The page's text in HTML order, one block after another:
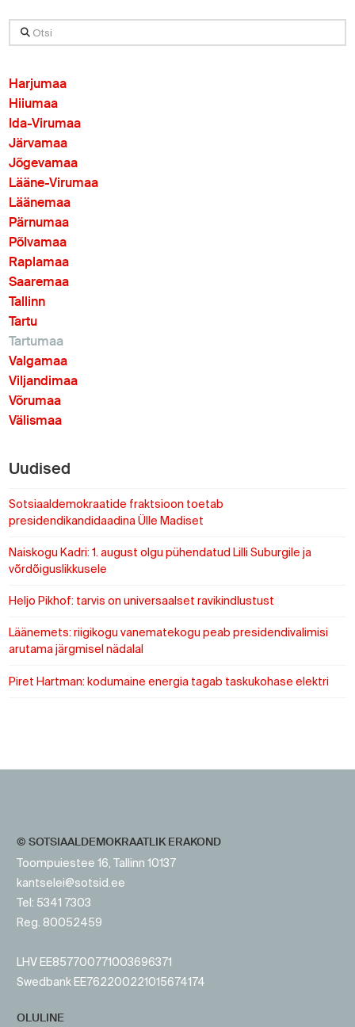
Otsi
Harjumaa
Hiiumaa
Ida-Virumaa
Järvamaa
Jõgevamaa
Lääne-Virumaa
Läänemaa
Pärnumaa
Põlvamaa
Raplamaa
Saaremaa
Tallinn
Tartu
Tartumaa
Valgamaa
Viljandimaa
Võrumaa
Välismaa
Uudised
Sotsiaaldemokraatide fraktsioon toetab
presidendikandidaadina Ülle Madiset
Naiskogu Kadri: 1. august olgu pühendatud Lilli Suburgile ja
võrdõiguslikkusele
Heljo Pikhof: tarvis on universaalset ravikindlustust
Läänemets: riigikogu vanematekogu peab presidendivalimisi
arutama järgmisel nädalal
Piret Hartman: kodumaine energia tagab taskukohase elektri
© SOTSIAALDEMOKRAATLIK ERAKOND
Toompuiestee 16, Tallinn 10137
kantselei@sotsid.ee
Tel: 5341 7303
Reg. 80052459
LHV EE857700771003696371
Swedbank EE762200221015674174
OLULINE